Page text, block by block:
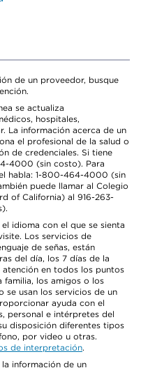
de un proveedor, busque
se actualiza
hospitales,
La información acerca de un
el profesional de la salud o
de credenciales. Si tiene
4000 (sin costo). Para
habla: 1-800-464-4000 (sin
puede llamar al Colegio
of California) al 916-263-
idioma con el que se sienta
Los servicios de
de señas, están
del día, los 7 días de la
en todos los puntos
familia, los amigos o los
se usan los servicios de un
ayuda con el
personal e intérpretes del
disposición diferentes tipos
por video u otras.
de interpretación.
información de un